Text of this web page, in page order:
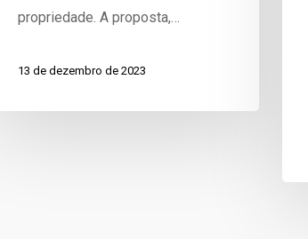
propriedade. A proposta,…
13 de dezembro de 2023